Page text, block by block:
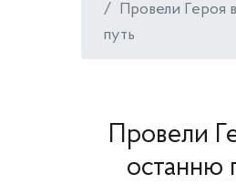
Провели Героя
путь
Провели
останню